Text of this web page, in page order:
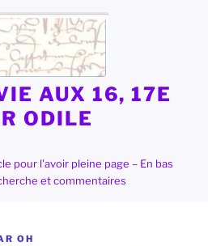
AUX 16, 17E
ODILE
pour l'avoir pleine page – En bas
et commentaires
OH